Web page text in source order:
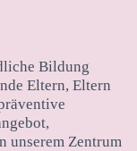
Bildung
Eltern, Eltern
unserem Zentrum